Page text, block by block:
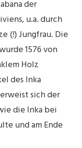
der
u.a. durch
(!) Jungfrau. Die
1576 von
Holz
des Inka
sich der
die Inka bei
und am Ende